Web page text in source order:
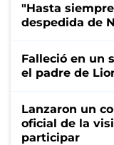
"Hasta
despedida de
Falleció en un
el padre de
Lanzaron un
oficial de la
participar